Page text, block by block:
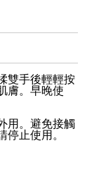
雙手後輕輕按
膚。早晚使
用。避免接觸
停止使用。